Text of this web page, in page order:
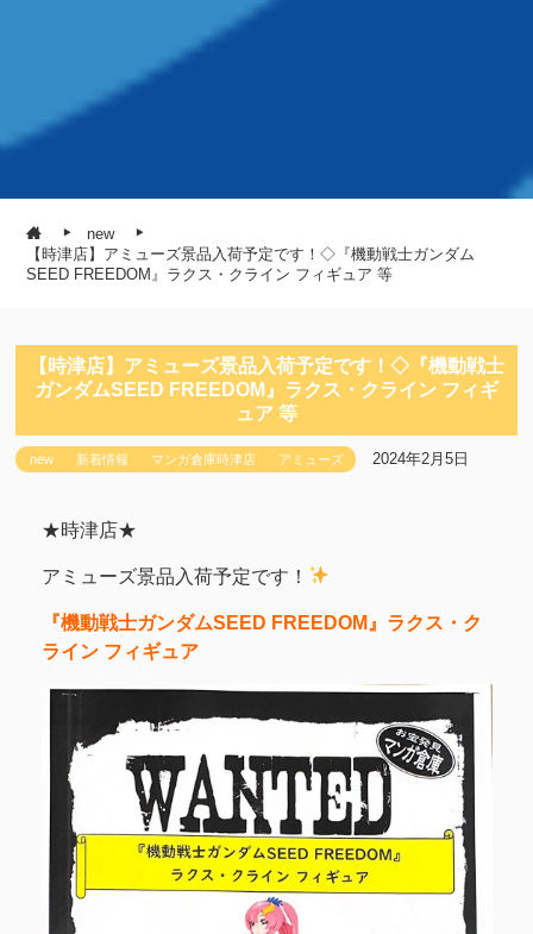
new
【時津店】アミューズ景品入荷予定です！◇『機動戦士ガンダム
SEED FREEDOM』ラクス・クライン フィギュア 等
【時津店】アミューズ景品入荷予定です！◇『機動戦士
ガンダムSEED FREEDOM』ラクス・クライン フィギ
ュア 等
new 新着情報 マンガ倉庫時津店 アミューズ 2024年2月5日
★時津店★
アミューズ景品入荷予定です！
『機動戦士ガンダムSEED FREEDOM』ラクス・ク
ライン フィギュア